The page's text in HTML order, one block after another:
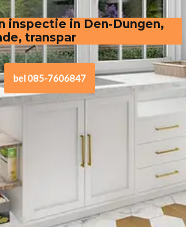
inspectie in Den-Dungen,
transparante offerte
bel 085-7606847